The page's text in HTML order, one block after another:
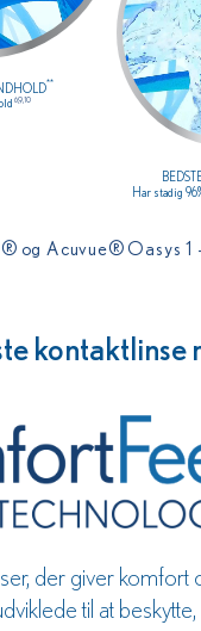
**
6,9,10
Har stadig
og Acuvue® Oasys 1
kontaktlinse
der giver komfort
til at